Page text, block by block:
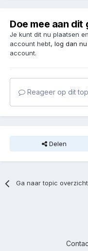
Doe mee aan dit
Je kunt dit nu plaatsen
account hebt, log dan nu
account.
Reageer op dit
Delen
Ga naar topic overzicht